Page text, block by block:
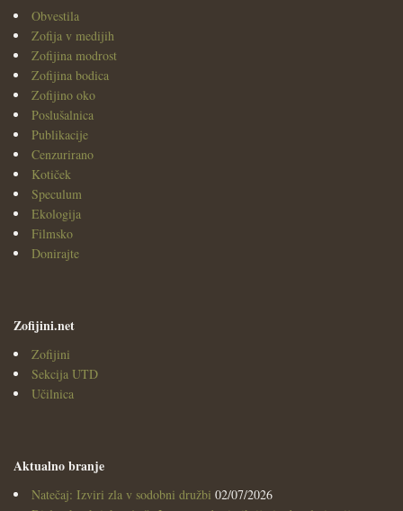
Obvestila
Zofija v medijih
Zofijina modrost
Zofijina bodica
Zofijino oko
Poslušalnica
Publikacije
Cenzurirano
Kotiček
Speculum
Ekologija
Filmsko
Donirajte
Zofijini.net
Zofijini
Sekcija UTD
Učilnica
Aktualno branje
Natečaj: Izviri zla v sodobni družbi 02/07/2026